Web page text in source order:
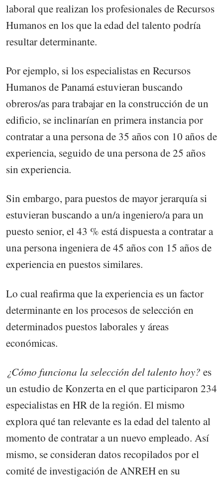
laboral que realizan los profesionales de Recursos
Humanos en los que la edad del talento podría
resultar determinante.
Por ejemplo, si los especialistas en Recursos
Humanos de Panamá estuvieran buscando
obreros/as para trabajar en la construcción de un
edificio, se inclinarían en primera instancia por
contratar a una persona de 35 años con 10 años de
experiencia, seguido de una persona de 25 años
sin experiencia.
Sin embargo, para puestos de mayor jerarquía si
estuvieran buscando a un/a ingeniero/a para un
puesto senior, el 43 % está dispuesta a contratar a
una persona ingeniera de 45 años con 15 años de
experiencia en puestos similares.
Lo cual reafirma que la experiencia es un factor
determinante en los procesos de selección en
determinados puestos laborales y áreas
económicas.
¿Cómo funciona la selección del talento hoy? es
un estudio de Konzerta en el que participaron 234
especialistas en HR de la región. El mismo
explora qué tan relevante es la edad del talento al
momento de contratar a un nuevo empleado. Así
mismo, se consideran datos recopilados por el
comité de investigación de ANREH en su